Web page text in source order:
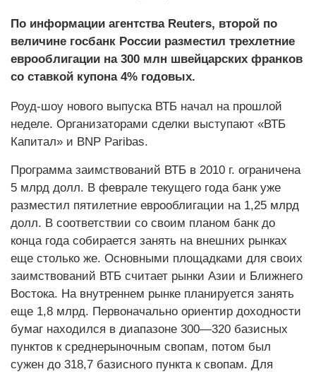
По информации агентства Reuters, второй по
величине госбанк России разместил трехлетние
еврооблигации на 300 млн швейцарских франков
со ставкой купона 4% годовых.
Роуд-шоу нового выпуска ВТБ начал на прошлой
неделе. Организаторами сделки выступают «ВТБ
Капитал» и BNP Paribas.
Программа заимствований ВТБ в 2010 г. ограничена
5 млрд долл. В феврале текущего года банк уже
разместил пятилетние еврооблигации на 1,25 млрд
долл. В соответствии со своим планом банк до
конца года собирается занять на внешних рынках
еще столько же. Основными площадками для своих
заимствований ВТБ считает рынки Азии и Ближнего
Востока. На внутреннем рынке планируется занять
еще 1,8 млрд. Первоначально ориентир доходности
бумаг находился в диапазоне 300—320 базисных
пунктов к среднерыночным свопам, потом был
сужен до 318,7 базисного пункта к свопам. Для